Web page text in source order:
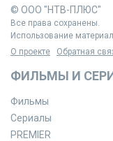
© ООО "НТВ-ПЛЮС"
Все права сохранены.
Использование
О проекте
Обратная
ФИЛЬМЫ И
Фильмы
Сериалы
PREMIER